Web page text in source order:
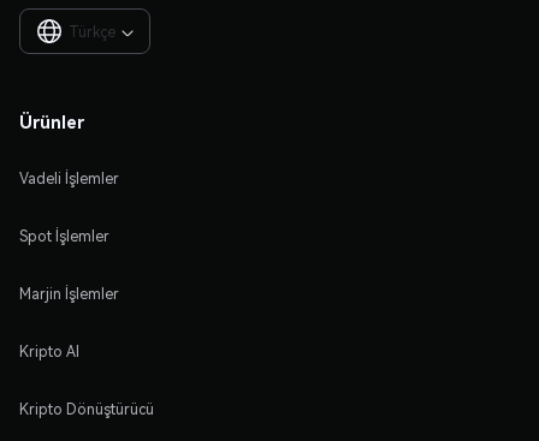
Türkçe 
Ürünler
Vadeli İşlemler
Spot İşlemler
Marjin İşlemler
Kripto Al
Kripto Dönüştürücü